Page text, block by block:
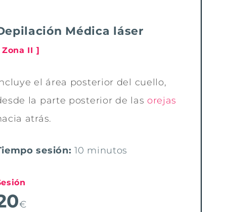
Médica láser
II ]
el área posterior del cuello,
la parte posterior de las orejas
atrás.
sesión: 10 minutos
€